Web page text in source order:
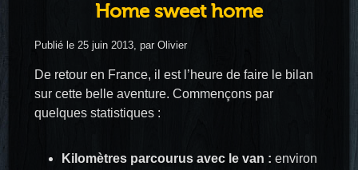
Home sweet home
Publié le 25 juin 2013, par Olivier
De retour en France, il est l’heure de faire le bilan
sur cette belle aventure. Commençons par
quelques statistiques :
Kilomètres parcourus avec le van : environ